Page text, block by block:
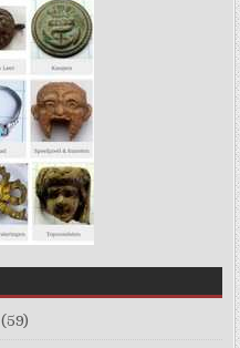
(59)